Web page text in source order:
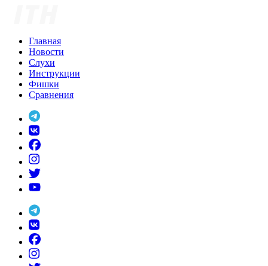
Главная
Новости
Слухи
Инструкции
Фишки
Сравнения